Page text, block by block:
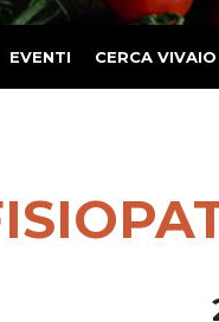
EVENTI CERCA VIVAIO